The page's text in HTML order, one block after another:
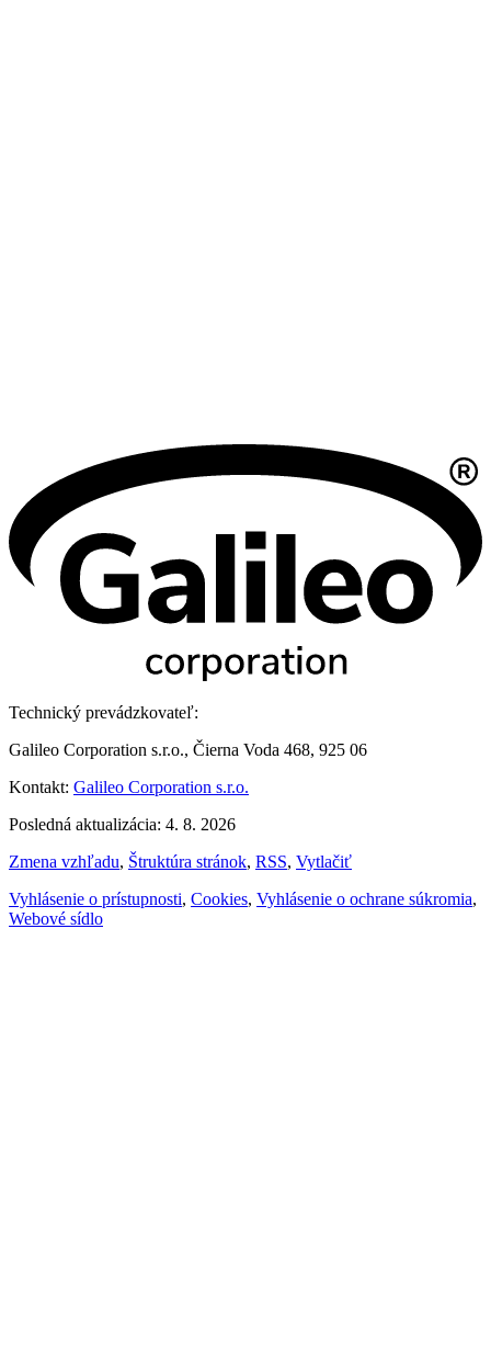
Technický prevádzkovateľ:
Galileo Corporation s.r.o., Čierna Voda 468, 925 06
Kontakt: Galileo Corporation s.r.o.
Posledná aktualizácia: 4. 8. 2026
Zmena vzhľadu, Štruktúra stránok, RSS, Vytlačiť
Vyhlásenie o prístupnosti, Cookies, Vyhlásenie o ochrane súkromia,
Webové sídlo